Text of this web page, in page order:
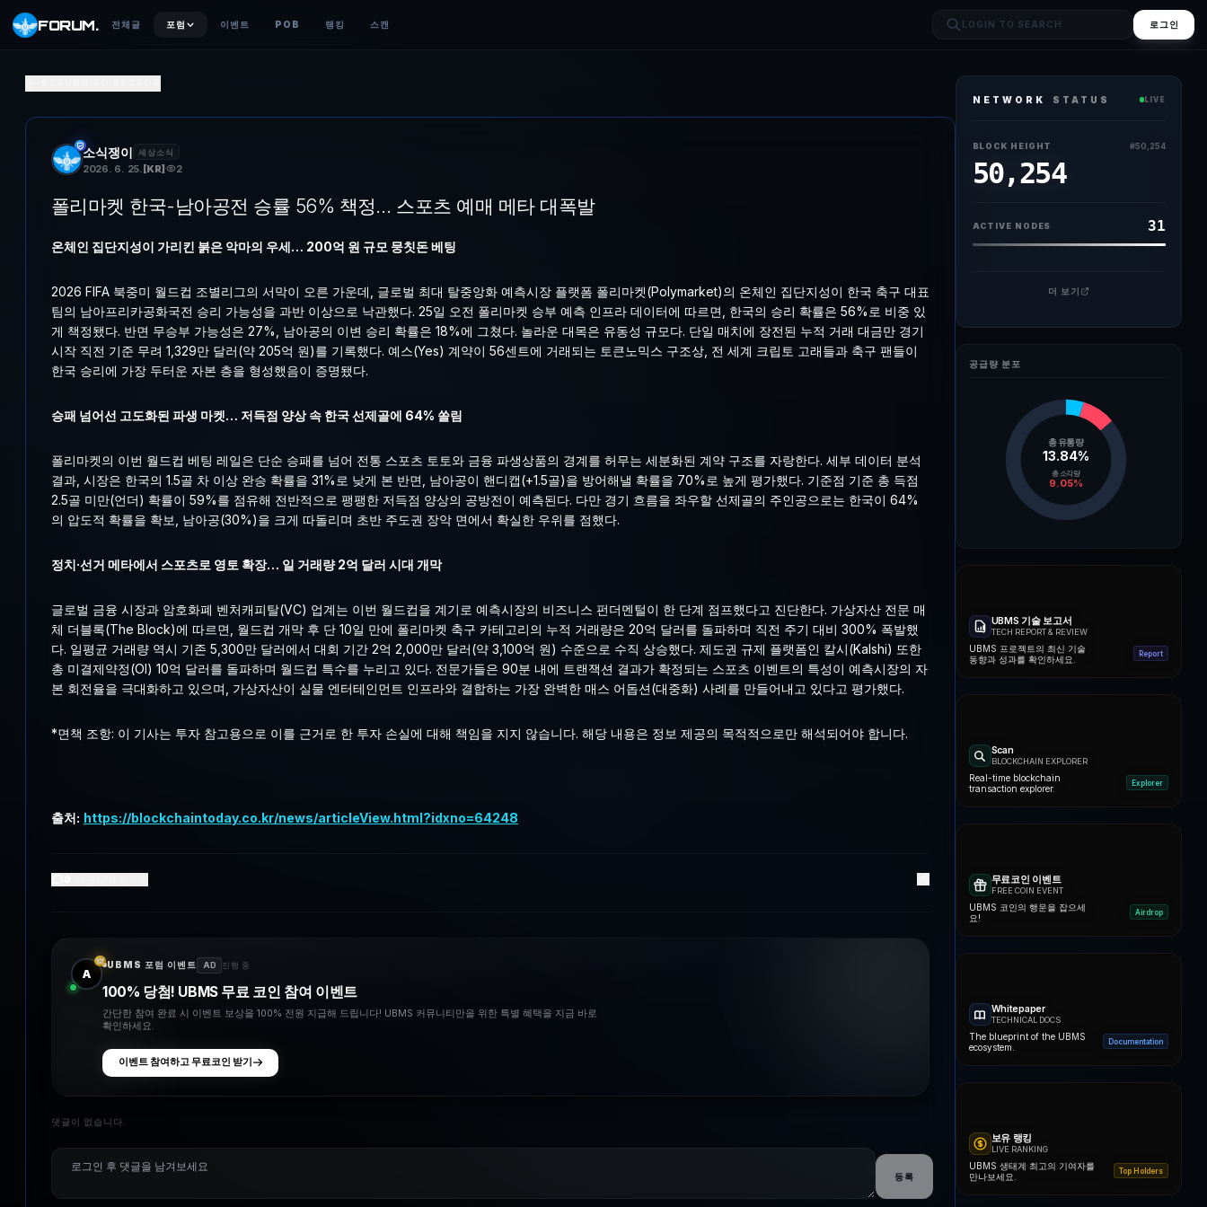
FORUM. 전체글 포럼 이벤트 POB 랭킹 스캔 로그인
온체인 집단지성이 가리킨 붉은 악마의 우세… 200억 원 규모 뭉칫돈 베팅 2026 FIFA 북중미 월드컵 조별리그의 서막이 오른 가운데, 글로벌 최대 탈중앙화 예측시장 플랫폼 폴리마켓(Polymarket)의 온체인
소식쟁이 세상소식
2026. 6. 25. [KR] 2
폴리마켓 한국-남아공전 승률 56% 책정… 스포츠 예매 메타 대폭발
온체인 집단지성이 가리킨 붉은 악마의 우세… 200억 원 규모 뭉칫돈 베팅
2026 FIFA 북중미 월드컵 조별리그의 서막이 오른 가운데, 글로벌 최대 탈중앙화 예측시장 플랫폼 폴리마켓(Polymarket)의 온체인 집단지성이 한국 축구 대표
팀의 남아프리카공화국전 승리 가능성을 과반 이상으로 낙관했다. 25일 오전 폴리마켓 승부 예측 인프라 데이터에 따르면, 한국의 승리 확률은 56%로 비중 있
게 책정됐다. 반면 무승부 가능성은 27%, 남아공의 이변 승리 확률은 18%에 그쳤다. 놀라운 대목은 유동성 규모다. 단일 매치에 장전된 누적 거래 대금만 경기
시작 직전 기준 무려 1,329만 달러(약 205억 원)를 기록했다. 예스(Yes) 계약이 56센트에 거래되는 토큰노믹스 구조상, 전 세계 크립토 고래들과 축구 팬들이
한국 승리에 가장 두터운 자본 층을 형성했음이 증명됐다.
승패 넘어선 고도화된 파생 마켓… 저득점 양상 속 한국 선제골에 64% 쏠림
폴리마켓의 이번 월드컵 베팅 레일은 단순 승패를 넘어 전통 스포츠 토토와 금융 파생상품의 경계를 허무는 세분화된 계약 구조를 자랑한다. 세부 데이터 분석
결과, 시장은 한국의 1.5골 차 이상 완승 확률을 31%로 낮게 본 반면, 남아공이 핸디캡(+1.5골)을 방어해낼 확률을 70%로 높게 평가했다. 기준점 기준 총 득점
2.5골 미만(언더) 확률이 59%를 점유해 전반적으로 팽팽한 저득점 양상의 공방전이 예측된다. 다만 경기 흐름을 좌우할 선제골의 주인공으로는 한국이 64%
의 압도적 확률을 확보, 남아공(30%)을 크게 따돌리며 초반 주도권 장악 면에서 확실한 우위를 점했다.
정치·선거 메타에서 스포츠로 영토 확장… 일 거래량 2억 달러 시대 개막
글로벌 금융 시장과 암호화폐 벤처캐피탈(VC) 업계는 이번 월드컵을 계기로 예측시장의 비즈니스 펀더멘털이 한 단계 점프했다고 진단한다. 가상자산 전문 매
체 더블록(The Block)에 따르면, 월드컵 개막 후 단 10일 만에 폴리마켓 축구 카테고리의 누적 거래량은 20억 달러를 돌파하며 직전 주기 대비 300% 폭발했
다. 일평균 거래량 역시 기존 5,300만 달러에서 대회 기간 2억 2,000만 달러(약 3,100억 원) 수준으로 수직 상승했다. 제도권 규제 플랫폼인 칼시(Kalshi) 또한
총 미결제약정(OI) 10억 달러를 돌파하며 월드컵 특수를 누리고 있다. 전문가들은 90분 내에 트랜잭션 결과가 확정되는 스포츠 이벤트의 특성이 예측시장의 자
본 회전율을 극대화하고 있으며, 가상자산이 실물 엔터테인먼트 인프라와 결합하는 가장 완벽한 매스 어돕션(대중화) 사례를 만들어내고 있다고 평가했다.
*면책 조항: 이 기사는 투자 참고용으로 이를 근거로 한 투자 손실에 대해 책임을 지지 않습니다. 해당 내용은 정보 제공의 목적적으로만 해석되어야 합니다.
출처: https://blockchaintoday.co.kr/news/articleView.html?idxno=64248
A
UBMS 포럼 이벤트 AD 진행 중
100% 당첨! UBMS 무료 코인 참여 이벤트
간단한 참여 완료 시 이벤트 보상을 100% 전원 지급해 드립니다! UBMS 커뮤니티만을 위한 특별 혜택을 지금 바로
확인하세요.
이벤트 참여하고 무료코인 받기
댓글이 없습니다.
등록
NETWORK STATUS LIVE
BLOCK HEIGHT #50,254
50,254
ACTIVE NODES 31
더 보기
공급량 분포
총 유통량
13.84%
총 소각량
9.05%
UBMS 기술 보고서
TECH REPORT & REVIEW
UBMS 프로젝트의 최신 기술
동향과 성과를 확인하세요.
Report
Scan
BLOCKCHAIN EXPLORER
Real-time blockchain
transaction explorer.
Explorer
무료코인 이벤트
FREE COIN EVENT
UBMS 코인의 행운을 잡으세
요!
Airdrop
Whitepaper
TECHNICAL DOCS
The blueprint of the UBMS
ecosystem.
Documentation
보유 랭킹
LIVE RANKING
UBMS 생태계 최고의 기여자를
만나보세요.
Top Holders